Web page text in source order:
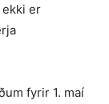
er
fyrir 1. maí